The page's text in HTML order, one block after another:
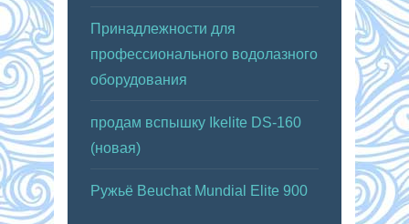
Принадлежности для
профессионального водолазного
оборудования
продам вспышку Ikelite DS-160
(новая)
Ружьё Beuchat Mundial Elite 900